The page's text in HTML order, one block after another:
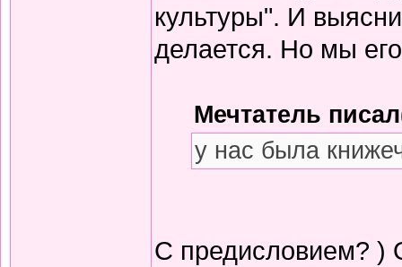
культуры". И
делается. Но мы
Мечтатель
у нас была
С предисловием? )